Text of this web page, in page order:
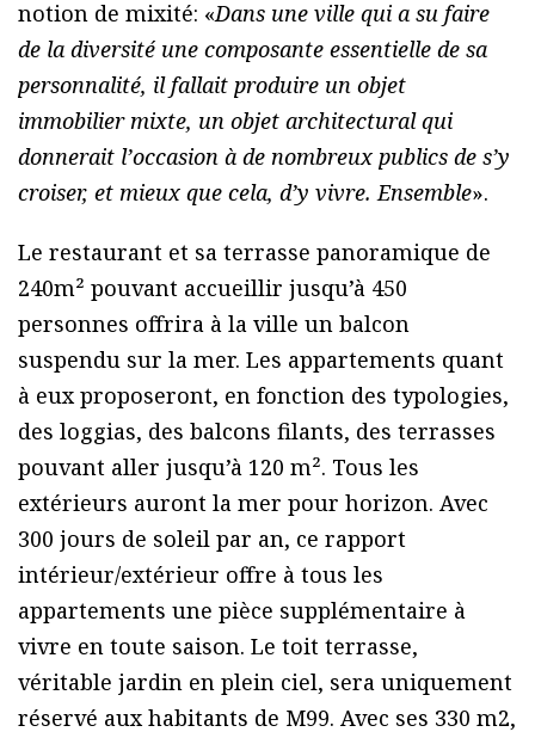
notion de mixité: «Dans une ville qui a su faire
de la diversité une composante essentielle de sa
personnalité, il fallait produire un objet
immobilier mixte, un objet architectural qui
donnerait l’occasion à de nombreux publics de s’y
croiser, et mieux que cela, d’y vivre. Ensemble».
Le restaurant et sa terrasse panoramique de
240m² pouvant accueillir jusqu’à 450
personnes offrira à la ville un balcon
suspendu sur la mer. Les appartements quant
à eux proposeront, en fonction des typologies,
des loggias, des balcons filants, des terrasses
pouvant aller jusqu’à 120 m². Tous les
extérieurs auront la mer pour horizon. Avec
300 jours de soleil par an, ce rapport
intérieur/extérieur offre à tous les
appartements une pièce supplémentaire à
vivre en toute saison. Le toit terrasse,
véritable jardin en plein ciel, sera uniquement
réservé aux habitants de M99. Avec ses 330 m2,